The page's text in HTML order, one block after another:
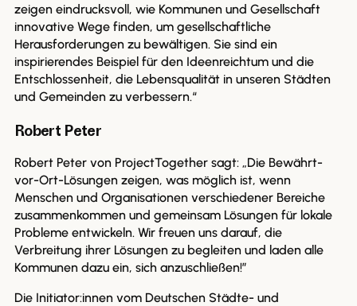
zeigen eindrucksvoll, wie Kommunen und Gesellschaft
innovative Wege finden, um gesellschaftliche
Herausforderungen zu bewältigen. Sie sind ein
inspirierendes Beispiel für den Ideenreichtum und die
Entschlossenheit, die Lebensqualität in unseren Städten
und Gemeinden zu verbessern.“
Robert Peter
Robert Peter von ProjectTogether sagt: „Die Bewährt-
vor-Ort-Lösungen zeigen, was möglich ist, wenn
Menschen und Organisationen verschiedener Bereiche
zusammenkommen und gemeinsam Lösungen für lokale
Probleme entwickeln. Wir freuen uns darauf, die
Verbreitung ihrer Lösungen zu begleiten und laden alle
Kommunen dazu ein, sich anzuschließen!”
Die Initiator:innen vom Deutschen Städte- und